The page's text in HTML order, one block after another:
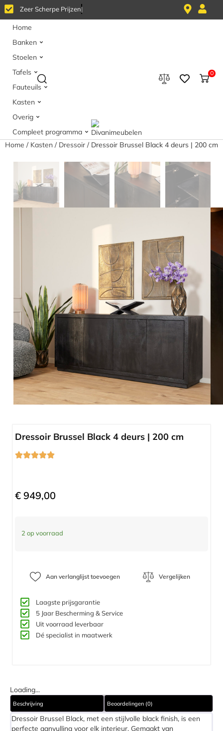
ZeerScherpe Prijzen
Home
Banken
Stoelen
Tafels
Fauteuils
Kasten
Overig
Compleet programma
0
Home / Kasten / Dressoir / Dressoir Brussel Black 4 deurs | 200 cm
Dressoir Brussel Black 4 deurs | 200 cm
€ 949,00
2 op voorraad
Aan verlanglijst toevoegen Vergelijken
Laagste prijsgarantie
5 Jaar Bescherming & Service​
Uit voorraad leverbaar
Dé specialist in maatwerk
Loading...
Beschrijving Beoordelingen (0)
Dressoir Brussel Black, met een stijlvolle black finish, is een
perfecte aanvulling voor elk interieur. Gemaakt van